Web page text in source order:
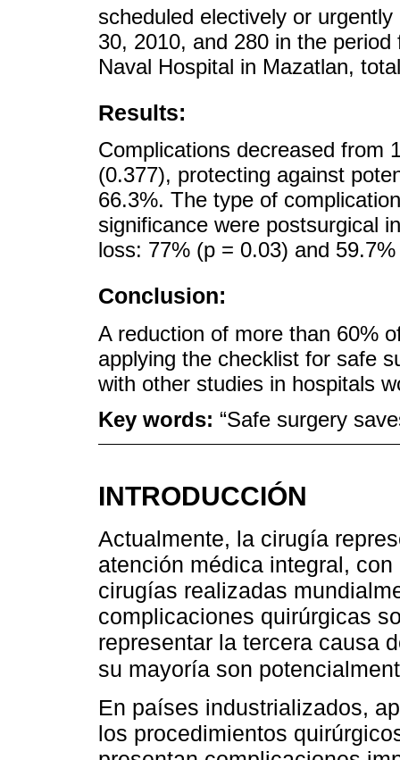
scheduled electively or
30, 2010, and 280 in the
Naval Hospital in Mazatlan,
Results:
Complications decreased from
(0.377), protecting against
66.3%. The type of
significance were postsurgical
loss: 77% (p = 0.03) and
Conclusion:
A reduction of more than 60%
applying the checklist for safe
with other studies in hospitals
Key words: “Safe surgery
INTRODUCCIÓN
Actualmente, la cirugía
atención médica integral,
cirugías realizadas
complicaciones quirúrgicas
representar la tercera causa
su mayoría son
En países industrializados,
los procedimientos